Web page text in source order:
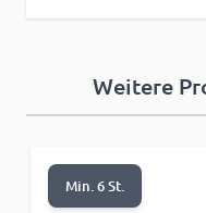
Weitere
Min. 6 St.